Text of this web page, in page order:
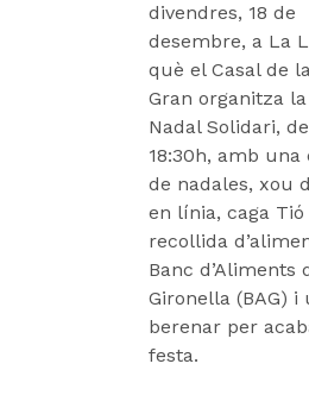
divendres, 18 de
desembre, a La
què el Casal de
Gran organitza
Nadal Solidari,
18:30h, amb una
de nadales, xou
en línia, caga Tió
recollida
Banc d’Aliments
Gironella (BAG) i
berenar per
festa.